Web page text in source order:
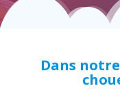
Dans